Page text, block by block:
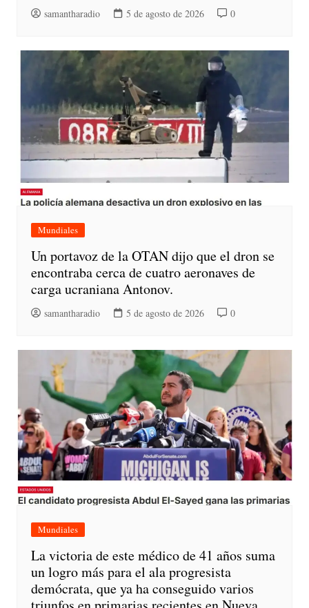
samantharadio 5 de agosto de 2026 0
Mundiales
Un portavoz de la OTAN dijo que el dron se
encontraba cerca de cuatro aeronaves de
carga ucraniana Antonov.
samantharadio 5 de agosto de 2026 0
Mundiales
La victoria de este médico de 41 años suma
un logro más para el ala progresista
demócrata, que ya ha conseguido varios